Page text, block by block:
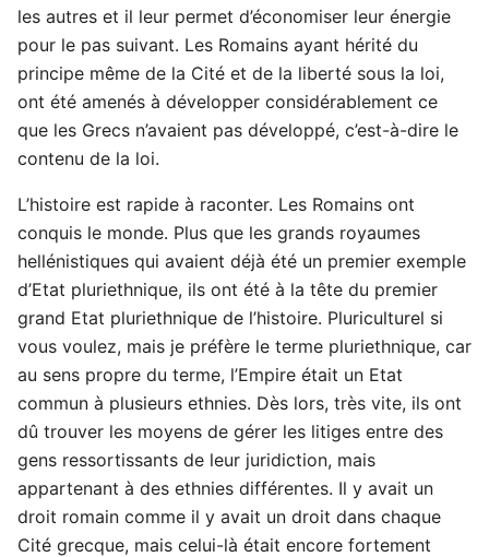
les autres et il leur permet d’économiser leur énergie
pour le pas suivant. Les Romains ayant hérité du
principe même de la Cité et de la liberté sous la loi,
ont été amenés à développer considérablement ce
que les Grecs n’avaient pas développé, c’est-à-dire le
contenu de la loi.
L’histoire est rapide à raconter. Les Romains ont
conquis le monde. Plus que les grands royaumes
hellénistiques qui avaient déjà été un premier exemple
d’Etat pluriethnique, ils ont été à la tête du premier
grand Etat pluriethnique de l’histoire. Pluriculturel si
vous voulez, mais je préfère le terme pluriethnique, car
au sens propre du terme, l’Empire était un Etat
commun à plusieurs ethnies. Dès lors, très vite, ils ont
dû trouver les moyens de gérer les litiges entre des
gens ressortissants de leur juridiction, mais
appartenant à des ethnies différentes. Il y avait un
droit romain comme il y avait un droit dans chaque
Cité grecque, mais celui-là était encore fortement